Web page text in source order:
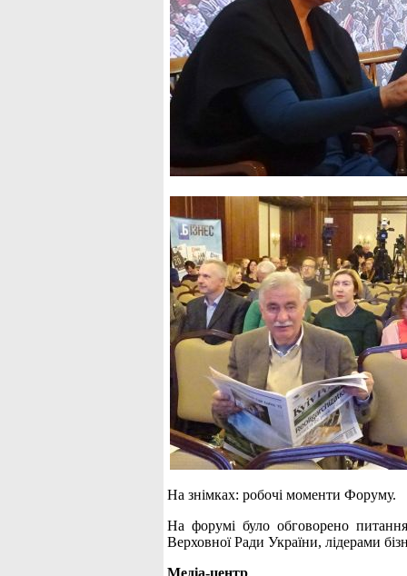
На знімках: робочі моменти Форуму.
На форумі було обговорено
Верховної Ради України, лідерами
Медіа-центр